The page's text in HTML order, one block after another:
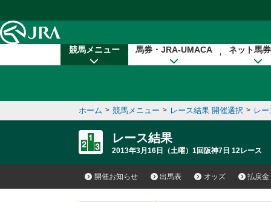
競馬メニュー 馬券・JRA-UMACA ネット馬
ホーム > 競馬メニュー > レース結果 開催選択 > レ
レース結果
2013年3月16日（土曜）1回阪神7日 12レース
開催お知らせ 出馬表 オッズ 払戻金